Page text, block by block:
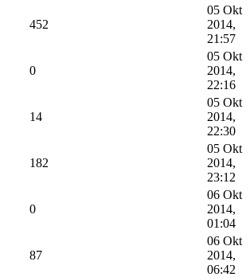
452
05 Okt
2014,
21:57
0
05 Okt
2014,
22:16
14
05 Okt
2014,
22:30
182
05 Okt
2014,
23:12
0
06 Okt
2014,
01:04
87
06 Okt
2014,
06:42